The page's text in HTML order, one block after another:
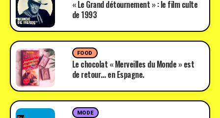
« Le Grand détournement » : le film culte
de 1993
FOOD
Le chocolat « Merveilles du Monde » est
de retour… en Espagne.
MODE